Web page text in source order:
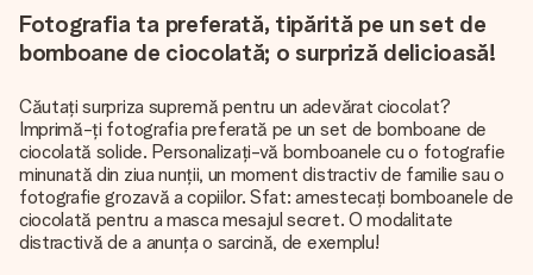
Fotografia ta preferată, tipărită pe un set de
bomboane de ciocolată; o surpriză delicioasă!
Căutați surpriza supremă pentru un adevărat ciocolat?
Imprimă-ți fotografia preferată pe un set de bomboane de
ciocolată solide. Personalizați-vă bomboanele cu o fotografie
minunată din ziua nunții, un moment distractiv de familie sau o
fotografie grozavă a copiilor. Sfat: amestecați bomboanele de
ciocolată pentru a masca mesajul secret. O modalitate
distractivă de a anunța o sarcină, de exemplu!